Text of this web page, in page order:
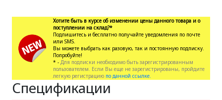
Хотите быть в курсе об изменении цены данного товара и о
поступлении на склад?*
Подпишитесь и бесплатно получайте уведомления по почте
или SMS.
Вы можете выбрать как разовую, так и постоянную подписку.
Попробуйте!
* - Для подписки необходимо быть зарегистрированным
пользователем. Если Вы еще не зарегистрированы, пройдите
легкую регистрацию по данной ссылке.
Спецификации